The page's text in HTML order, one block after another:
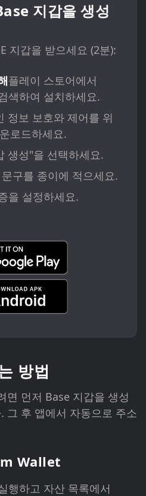
지갑을 생성
지갑을 받으세요 (2분):
플레이 스토어에서
색하여 설치하세요.
정보 보호와 제어를 위
로드하세요.
생성"을 선택하세요.
구를 종이에 적으세요.
을 설정하세요.
방법
면 먼저 Base 지갑을 생성
그 후 앱에서 자동으로 주소
Wallet
행하고 자산 목록에서